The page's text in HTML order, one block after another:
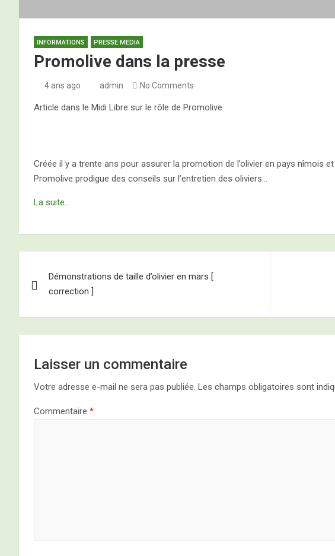
INFORMATIONS PRESSE MEDIA
Promolive dans la presse
4 ans ago admin No Comments
Article dans le Midi Libre sur le rôle de Promolive.
Créée il y a trente ans pour assurer la promotion de l’olivier en pays nîmois
Promolive prodigue des conseils sur l’entretien des oliviers…
La suite…
de
l’article
Démonstrations de taille d’olivier en mars [
correction ]
Laisser un commentaire
Votre adresse e-mail ne sera pas publiée. Les champs obligatoires sont
Commentaire *